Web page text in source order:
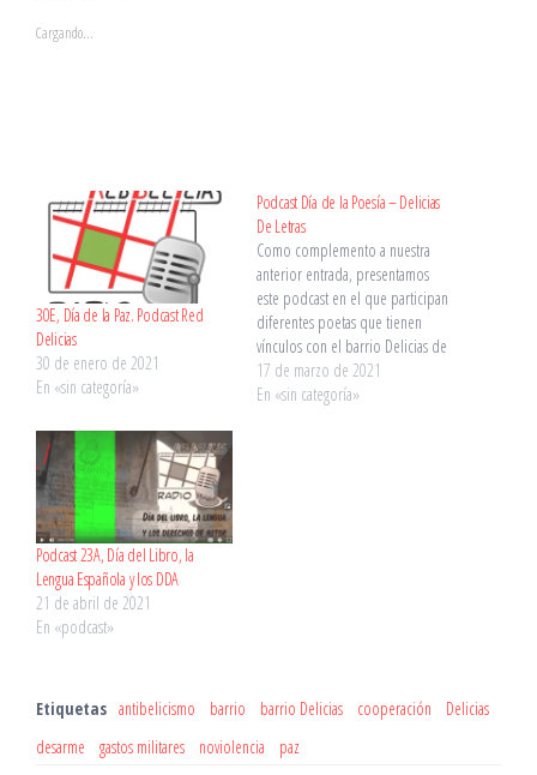
Cargando...
30E, Día de la Paz. Podcast Red
Delicias
30 de enero de 2021
En «sin categoría»
Podcast Día de la Poesía – Delicias
De Letras
Como complemento a nuestra
anterior entrada, presentamos
este podcast en el que participan
diferentes poetas que tienen
vínculos con el barrio Delicias de
Valladolid. Escúchalo aquí (enlace
a Ivoox). O aquí: Vídeo del
17 de marzo de 2021
En «sin categoría»
Podcast 23A, Día del Libro, la
Lengua Española y los DDA
21 de abril de 2021
En «podcast»
Etiquetas antibelicismo barrio barrio Delicias cooperación
Delicias
desarme
gastos militares noviolencia paz